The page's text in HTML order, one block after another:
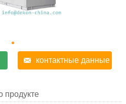
контактные данные
продукте